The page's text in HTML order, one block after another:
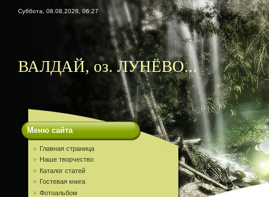
Суббота, 08.08.2026, 06:27
ВАЛДАЙ, оз. ЛУНЁВО...
Меню сайта
Главная страница
Наше творчество
Каталог статей
Гостевая книга
Фотоальбом